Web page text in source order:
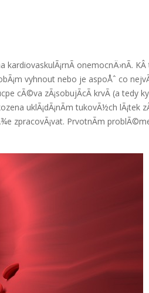
kardiovaskulÃ¡rnÃ­ onemocnÄ›nÃ­.
vyhnout nebo je aspoÅˆ co
cÃ©va zÃ¡sobujÃ­cÃ­ krvÃ­ (a tedy
uklÃ¡dÃ¡nÃ­m tukovÃ½ch
zpracovÃ¡vat. PrvotnÃ­m